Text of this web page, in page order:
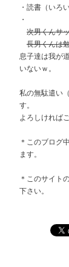
・読書（いろい
・
次男くんサ
長男くんは
息子達は我が
いないｗ。
私の無駄遣い
す。
よろしければ
＊このブログ
ます。
＊このサイト
下さい。